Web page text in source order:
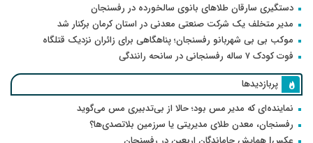
دستگیری سارقان طلاهای بانوی سالخورده در رفسنجان
مدیر متخلف یک شرکت صنعتی معدنی در استان کرمان برکنار شد
موکب بی بی شهربانو رفسنجان؛ پناهگاهی برای زائران نزدیک قتلگاه
فوت کودک ۷ ساله رفسنجانی در سانحه رانندگی
پربازدیدها
نماینده‌ای که مدیر مس بود؛ حالا از بی‌تدبیری مس می‌گوید
رفسنجان، معدن طلای مدیریتی یا سرزمین بلاتصدی‌ها؟